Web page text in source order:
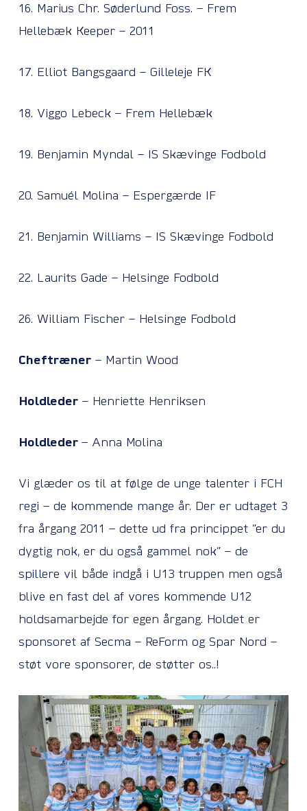
16. Marius Chr. Søderlund Foss. – Frem
Hellebæk Keeper – 2011
17. Elliot Bangsgaard – Gilleleje FK
18. Viggo Lebeck – Frem Hellebæk
19. Benjamin Myndal – IS Skævinge Fodbold
20. Samuél Molina – Espergærde IF
21. Benjamin Williams – IS Skævinge Fodbold
22. Laurits Gade – Helsinge Fodbold
26. William Fischer – Helsinge Fodbold
Cheftræner– Martin Wood
Holdleder– Henriette Henriksen
Holdleder – Anna Molina
Vi glæder os til at følge de unge talenter i FCH
regi – de kommende mange år. Der er udtaget 3
fra årgang 2011 – dette ud fra princippet ”er du
dygtig nok, er du også gammel nok” – de
spillere vil både indgå i U13 truppen men også
blive en fast del af vores kommende U12
holdsamarbejde for egen årgang. Holdet er
sponsoret af Secma – ReForm og Spar Nord –
støt vore sponsorer, de støtter os..!